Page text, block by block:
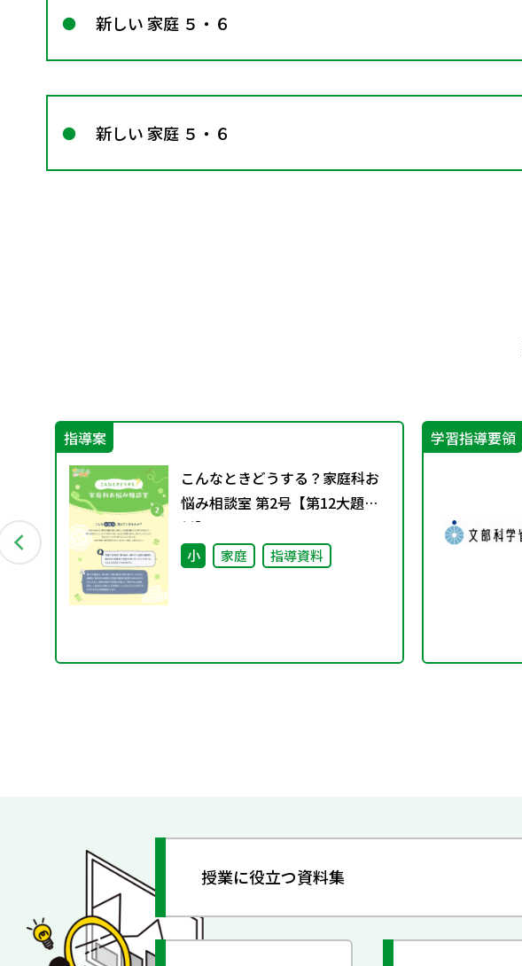
新しい 家庭 ５・６
新しい 家庭 ５・６
指導案
こんなときどうする？家庭科お
悩み相談室 第2号【第12大題
材】
小 家庭 指導資料
学習指導要領
授業に役立つ資料集